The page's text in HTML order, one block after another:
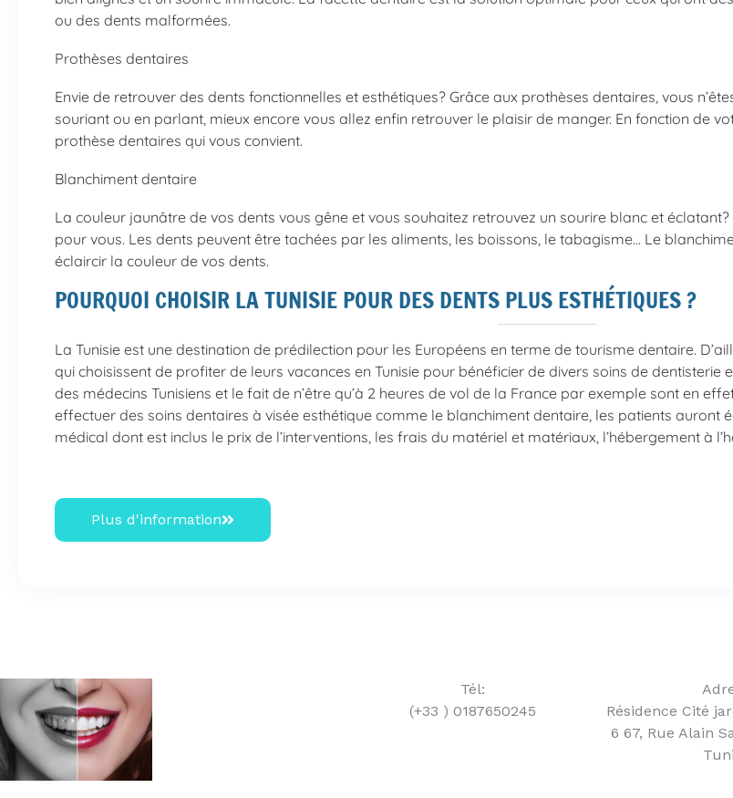
ou des dents malformées.
Prothèses dentaires
Envie de retrouver des dents fonctionnelles et esthétiques? Grâce aux prothèses dentaires, vous
souriant ou en parlant, mieux encore vous allez enfin retrouver le plaisir de manger. En fonction de
prothèse dentaires qui vous convient.
Blanchiment dentaire
La couleur jaunâtre de vos dents vous gêne et vous souhaitez retrouvez un sourire blanc et
pour vous. Les dents peuvent être tachées par les aliments, les boissons, le tabagisme… Le
éclaircir la couleur de vos dents.
POURQUOI CHOISIR LA TUNISIE POUR DES DENTS PLUS ESTHÉTIQUES ?
La Tunisie est une destination de prédilection pour les Européens en terme de tourisme dentaire.
qui choisissent de profiter de leurs vacances en Tunisie pour bénéficier de divers soins de
des médecins Tunisiens et le fait de n’être qu’à 2 heures de vol de la France par exemple sont en
effectuer des soins dentaires à visée esthétique comme le blanchiment dentaire, les patients auront
médical dont est inclus le prix de l’interventions, les frais du matériel et matériaux, l’hébergement à
Plus d'information
Tél:
(+33 ) 0187650245
Résidence Cité
6 67, Rue Alain